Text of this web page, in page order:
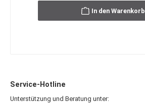
In den Warenkorb
Service-Hotline
Unterstützung und Beratung unter: